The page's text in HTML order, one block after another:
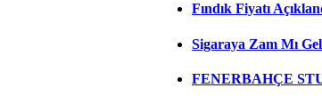
Fındık Fiyatı
Sigaraya Zam Mı
FENERBAHÇE